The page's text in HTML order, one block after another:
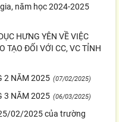
năm học 2024-2025
HƯNG YÊN VỀ VIỆC
TẠO ĐỐI VỚI CC, VC TỈNH
2 NĂM 2025 (07/02/2025)
3 NĂM 2025 (06/03/2025)
02/2025 của trường